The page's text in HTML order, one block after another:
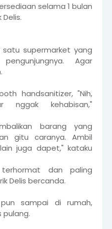
selama 1 bulan
supermarket yang
Agar
handsanitizer, "Nih,
kehabisan,"
barang yang
gitu caranya. Ambil
juga dapet," kataku
dan paling
Delis bercanda.
sampai di rumah,
pulang.